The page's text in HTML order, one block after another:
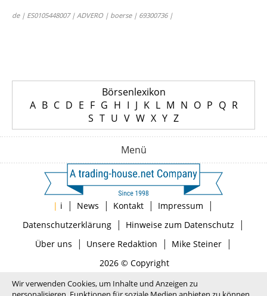
de | ES0105448007 | ADVERO | boerse | 69300736 |
Börsenlexikon
A B C D E F G H I J K L M N O P Q R
S T U V W X Y Z
Menü
| i | News | Kontakt | Impressum |
Datenschutzerklärung| Hinweise zum Datenschutz |
Über uns | Unsere Redaktion | Mike Steiner|
2026 © Copyright
Wir verwenden Cookies, um Inhalte und Anzeigen zu